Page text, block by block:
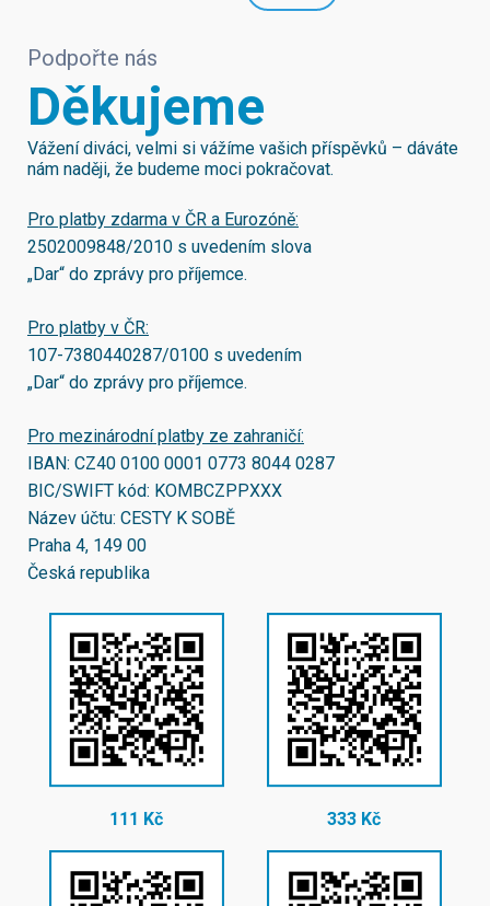
Podpořte nás
Děkujeme
Vážení diváci, velmi si vážíme vašich příspěvků – dáváte
nám naději, že budeme moci pokračovat.
Pro platby zdarma v ČR a Eurozóně:
2502009848/2010 s uvedením slova
„Dar“ do zprávy pro příjemce.
Pro platby v ČR:
107-7380440287/0100 s uvedením
„Dar“ do zprávy pro příjemce.
Pro mezinárodní platby ze zahraničí:
IBAN: CZ40 0100 0001 0773 8044 0287
BIC/SWIFT kód: KOMBCZPPXXX
Název účtu: CESTY K SOBĚ
Praha 4, 149 00
Česká republika
111 Kč 333 Kč